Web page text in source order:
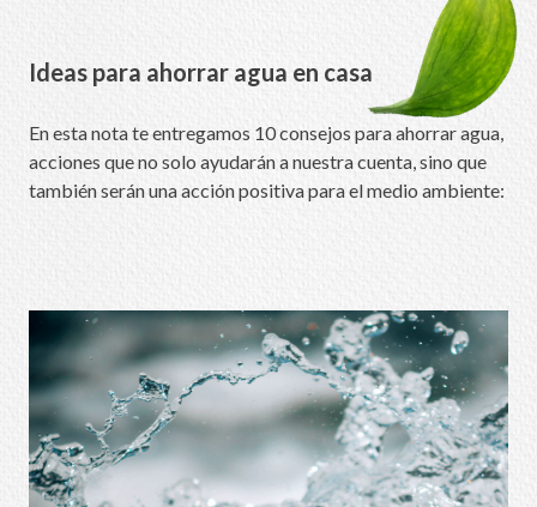
Ideas para ahorrar agua en casa
En esta nota te entregamos 10 consejos para ahorrar agua,
acciones que no solo ayudarán a nuestra cuenta, sino que
también serán una acción positiva para el medio ambiente: